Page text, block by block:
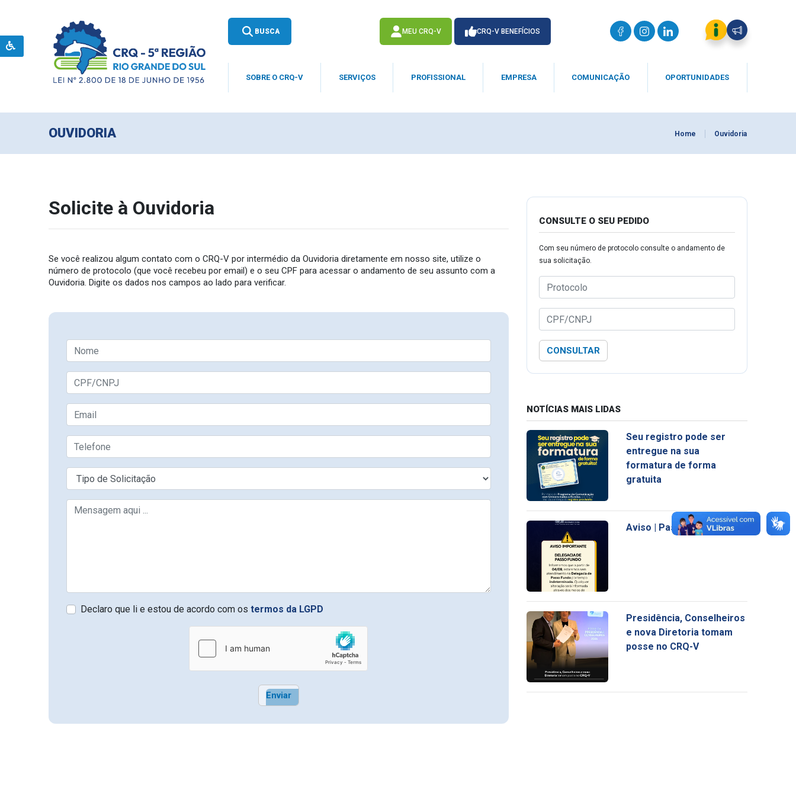
BUSCA MEU CRQ-V CRQ-V BENEFÍCIOS
SOBRE O CRQ-V SERVIÇOS PROFISSIONAL EMPRESA COMUNICAÇÃO OPORTUNIDADES
OUVIDORIA Home Ouvidoria
Solicite à Ouvidoria
Se você realizou algum contato com o CRQ-V por intermédio da Ouvidoria diretamente em nosso site, utilize o
número de protocolo (que você recebeu por email) e o seu CPF para acessar o andamento de seu assunto com a
Ouvidoria. Digite os dados nos campos ao lado para verificar.
Declaro que li e estou de acordo com ostermos da LGPD
Enviar
CONSULTE O SEU PEDIDO
Com seu número de protocolo consulte o andamento de
sua solicitação.
CONSULTAR
NOTÍCIAS MAIS LIDAS
Seu registro pode ser
entregue na sua
formatura de forma
gratuita
Aviso | Passo Fundo
Presidência, Conselheiros
e nova Diretoria tomam
posse no CRQ-V